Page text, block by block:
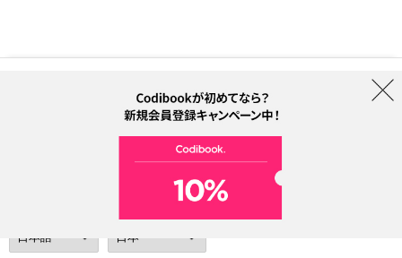
配送について
電話番号：05068838012 (月-金 1PM ~ 5PM)
電子メールアドレス：help@codibook.net
所在地：A-301, 114, Gasan digital 2-ro, Geumcheon-gu, Seoul